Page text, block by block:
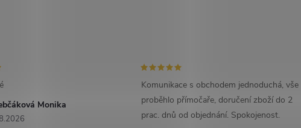
Monika
Komunikace s obchodem jednoduchá, vše
proběhlo přímočaře, doručení zboží do 2
prac. dnů od objednání. Spokojenost.